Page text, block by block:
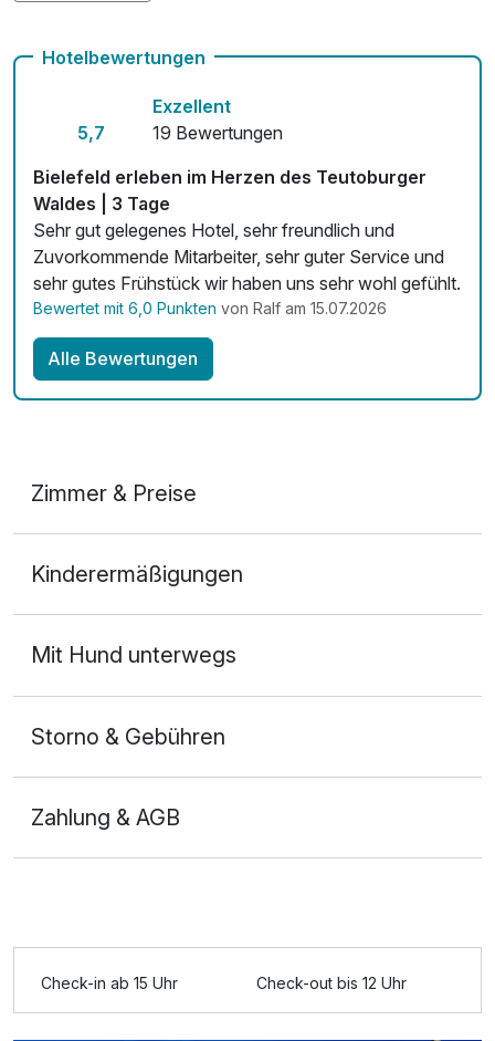
Abend in unserer EssBar mit kreativer Küche ausklingen.
Unsere Küche ist von Montag bis Samstag von 12:30 Uhr
bis 22:00 Uhr geöffnet. Getränke erhalten Sie an unserer
Bar täglich bis 23:00 Uhr.
Kostenloses W-LAN
Zimmerservice verfügbar
Mit Hotelbar
Hotelbewertungen
5,7
Exzellent
19 Bewertungen
Bielefeld erleben im Herzen des Teutoburger
Waldes | 3 Tage
Sehr gut gelegenes Hotel, sehr freundlich und
Zuvorkommende Mitarbeiter, sehr guter Service und
sehr gutes Frühstück wir haben uns sehr wohl gefühlt.
Bewertet mit 6,0 Punkten von Ralf am 15.07.2026
Alle Bewertungen
Zimmer & Preise
2 Erwachsene und 1 Kind
Kinderermäßigungen
Mit Hund unterwegs
Storno & Gebühren
Zahlung & AGB
Check-in ab 15 Uhr Check-out bis 12 Uhr